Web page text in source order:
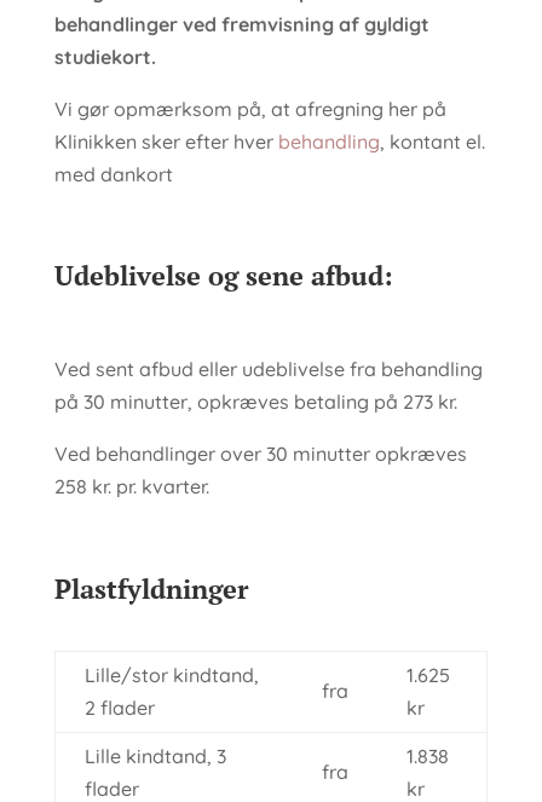
behandlinger ved fremvisning af gyldigt
studiekort.
​Vi gør opmærksom på, at afregning her på
Klinikken sker efter hver behandling, kontant el.
med dankort
Udeblivelse og sene afbud:
​Ved sent afbud eller udeblivelse fra behandling
på 30 minutter, opkræves betaling på 273 kr.
Ved behandlinger over 30 minutter opkræves
258 kr. pr. kvarter.​​
​Plastfyldninger
Lille/stor kindtand,
2 flader
fra
1.625
kr
Lille kindtand, 3
flader
fra
1.838
kr